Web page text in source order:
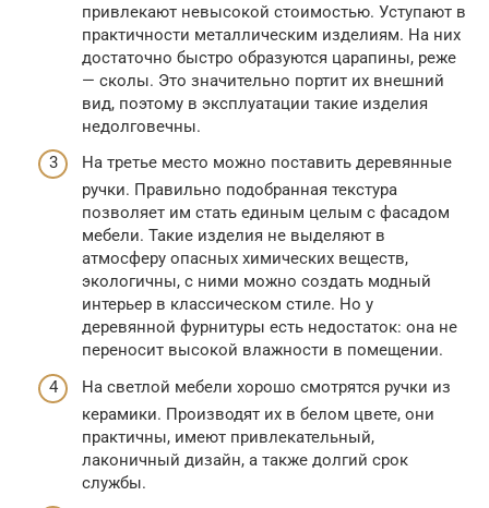
привлекают невысокой стоимостью. Уступают в
практичности металлическим изделиям. На них
достаточно быстро образуются царапины, реже
— сколы. Это значительно портит их внешний
вид, поэтому в эксплуатации такие изделия
недолговечны.
На третье место можно поставить деревянные
ручки. Правильно подобранная текстура
позволяет им стать единым целым с фасадом
мебели. Такие изделия не выделяют в
атмосферу опасных химических веществ,
экологичны, с ними можно создать модный
интерьер в классическом стиле. Но у
деревянной фурнитуры есть недостаток: она не
переносит высокой влажности в помещении.
На светлой мебели хорошо смотрятся ручки из
керамики. Производят их в белом цвете, они
практичны, имеют привлекательный,
лаконичный дизайн, а также долгий срок
службы.